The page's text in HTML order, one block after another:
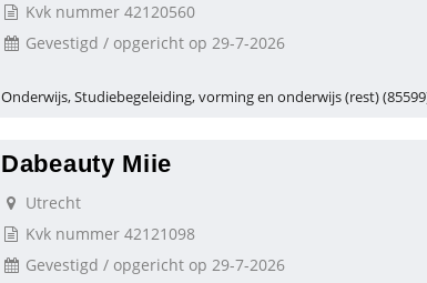
Kvk nummer 42120560
Gevestigd / opgericht op 29-7-2026
Onderwijs, Studiebegeleiding, vorming en onderwijs (rest)
Dabeauty Miie
Utrecht
Kvk nummer 42121098
Gevestigd / opgericht op 29-7-2026